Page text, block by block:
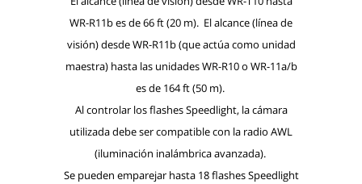
WR-R11b es de 66 ft (20 m). El alcance (línea de
visión) desde WR-R11b (que actúa como unidad
maestra) hasta las unidades WR-R10 o WR-11a/b
es de 164 ft (50 m).
Al controlar los flashes Speedlight, la cámara
utilizada debe ser compatible con la radio AWL
(iluminación inalámbrica avanzada).
Se pueden emparejar hasta 18 flashes Speedlight